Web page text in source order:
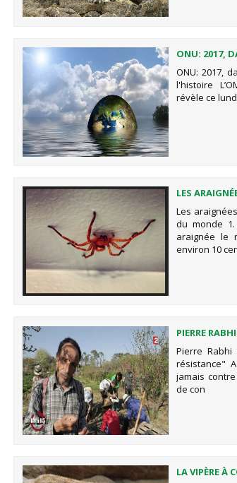
ONU: 2017,
CHAUDES
ONU: 2017,
l'histoire
révèle ce
LES
VENIMEUSES
Les
du monde 1.
araignée le
environ 10
PIERRE
LÉGITIME
Pierre
résistance"
jamais
de con
LA VIPÈRE À